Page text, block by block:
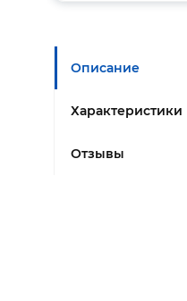
Описание
Характеристики
Отзывы